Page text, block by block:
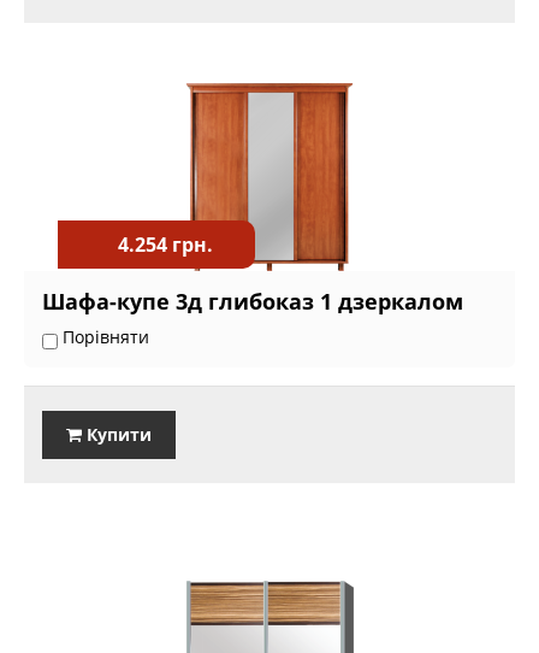
4.254 грн.
Шафа-купе 3д глибоказ 1 дзеркалом
Порівняти
Купити